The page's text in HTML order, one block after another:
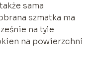
sama
szmatka ma
na tyle
na powierzchni